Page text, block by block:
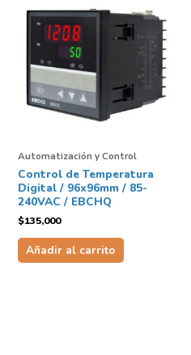
Automatización y Control
Control de Temperatura
Digital / 96x96mm / 85-
240VAC / EBCHQ
$135,000
Añadir al carrito